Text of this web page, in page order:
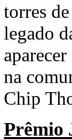
torres
legado
na
Chip
Prêmio